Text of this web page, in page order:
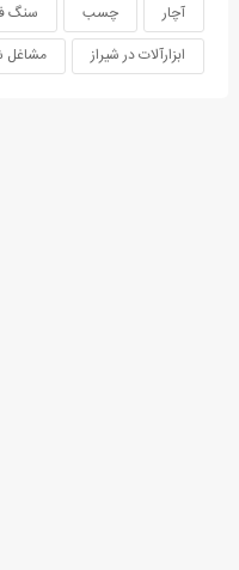
آچار
چسب سنگ
ابزارآلات در شیراز
مشاغل